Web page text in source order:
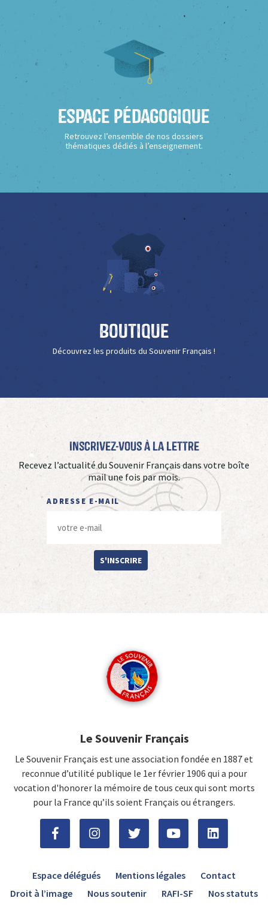
Espace Pédagogique
Retrouvez l’ensemble de nos dossiers
thématiques dédiés à l’enseignement.
Boutique
Découvrez les produits du Souvenir Français !
Inscrivez-vous à La Lettre
Recevez l’actualité du Souvenir Français dans votre boîte
mail une fois par mois.
ADRESSE E-MAIL
S'INSCRIRE
Le Souvenir Français
Le Souvenir Français est une association fondée en 1887 et
reconnue d’utilité publique le 1er février 1906 qui a pour
vocation d'honorer la mémoire de tous ceux qui sont morts
pour la France qu’ils soient Français ou étrangers.
Espace délégués Mentions légales
Contact
Droit à l’image
Nous soutenir RAFI-SF Nos statuts